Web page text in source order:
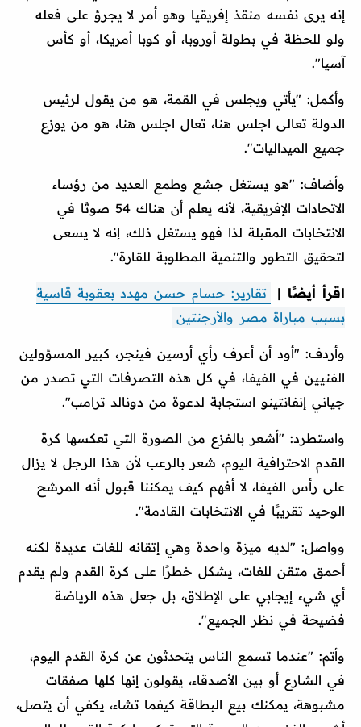
إنه يرى نفسه منقذ إفريقيا وهو أمر لا يجرؤ على فعله
ولو للحظة في بطولة أوروبا، أو كوبا أمريكا، أو كأس
آسيا".
وأكمل: "يأتي ويجلس في القمة، هو من يقول لرئيس
الدولة تعالى اجلس هنا، تعال اجلس هنا، هو من يوزع
جميع الميداليات".
وأضاف: "هو يستغل جشع وطمع العديد من رؤساء
الاتحادات الإفريقية، لأنه يعلم أن هناك 54 صوتًا في
الانتخابات المقبلة لذا فهو يستغل ذلك، إنه لا يسعى
لتحقيق التطور والتنمية المطلوبة للقارة".
اقرأ أيضًا |
تقارير: حسام حسن مهدد بعقوبة قاسية
بسبب مباراة مصر والأرجنتين
وأردف: "أود أن أعرف رأي أرسين فينجر، كبير المسؤولين
الفنيين في الفيفا، في كل هذه التصرفات التي تصدر من
جياني إنفانتينو استجابة لدعوة من دونالد ترامب".
واستطرد: "أشعر بالفزع من الصورة التي تعكسها كرة
القدم الاحترافية اليوم، شعر بالرعب لأن هذا الرجل لا يزال
على رأس الفيفا، لا أفهم كيف يمكننا قبول أنه المرشح
الوحيد تقريبًا في الانتخابات القادمة".
وواصل: "لديه ميزة واحدة وهي إتقانه للغات عديدة لكنه
أحمق متقن للغات، يشكل خطرًا على كرة القدم ولم يقدم
أي شيء إيجابي على الإطلاق، بل جعل هذه الرياضة
فضيحة في نظر الجميع".
وأتم: "عندما تسمع الناس يتحدثون عن كرة القدم اليوم،
في الشارع أو بين الأصدقاء، يقولون إنها كلها صفقات
مشبوهة، يمكنك بيع البطاقة كيفما تشاء، يكفي أن يتصل،